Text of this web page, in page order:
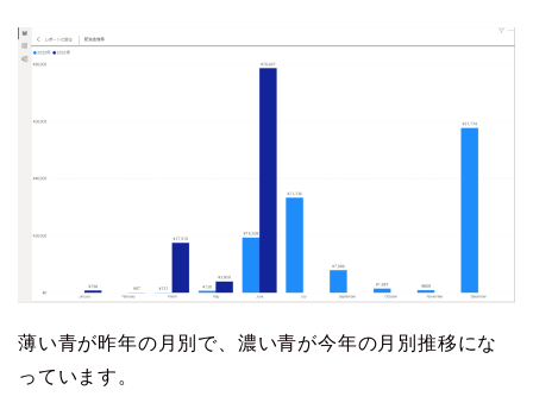
薄い青が昨年の月別で、濃い青が今年の月別推移にな
っています。